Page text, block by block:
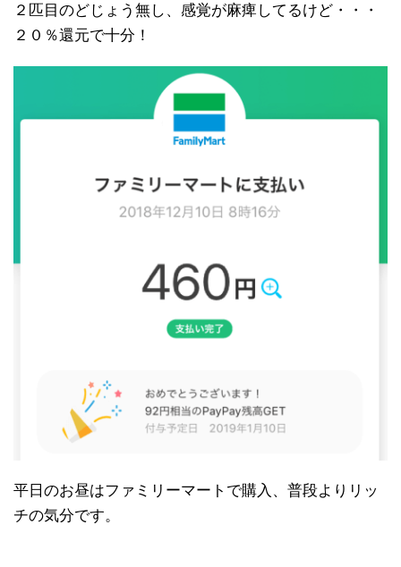
２匹目のどじょう無し、感覚が麻痺してるけど・・・
２０％還元で十分！
平日のお昼はファミリーマートで購入、普段よりリッ
チの気分です。